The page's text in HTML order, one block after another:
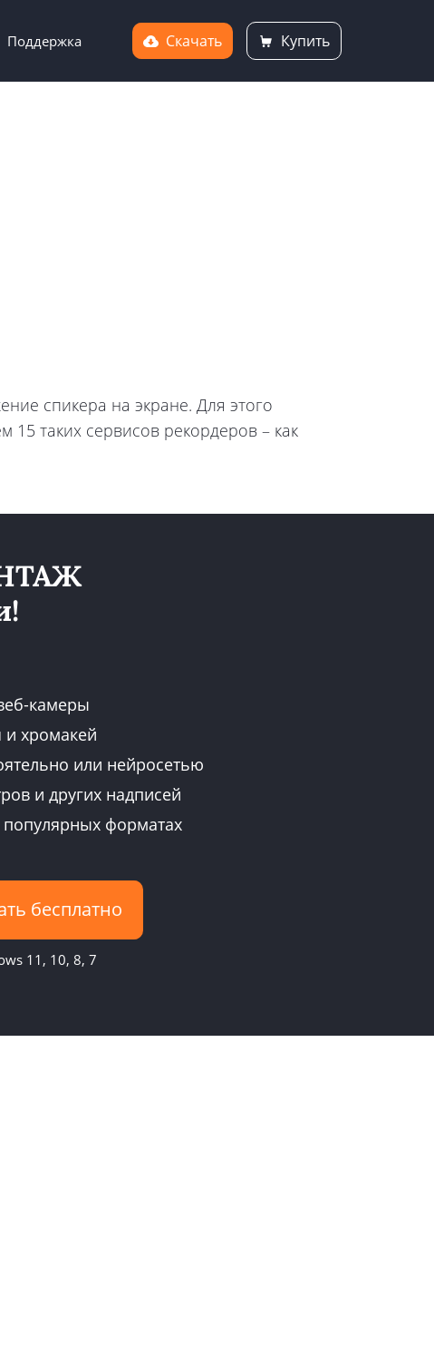
Поддержка Скачать Купить
спикера на экране. Для этого
15 таких сервисов рекордеров – как
камеры
и хромакей
или нейросетью
и других надписей
популярных форматах
бесплатно
11, 10, 8, 7